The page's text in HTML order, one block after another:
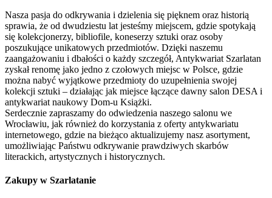
Nasza pasja do odkrywania i dzielenia się pięknem oraz historią
sprawia, że od dwudziestu lat jesteśmy miejscem, gdzie spotykają
się kolekcjonerzy, bibliofile, koneserzy sztuki oraz osoby
poszukujące unikatowych przedmiotów. Dzięki naszemu
zaangażowaniu i dbałości o każdy szczegół, Antykwariat Szarlatan
zyskał renomę jako jedno z czołowych miejsc w Polsce, gdzie
można nabyć wyjątkowe przedmioty do uzupełnienia swojej
kolekcji sztuki – działając jak miejsce łączące dawny salon DESA i
antykwariat naukowy Dom-u Książki.
Serdecznie zapraszamy do odwiedzenia naszego salonu we
Wrocławiu, jak również do korzystania z oferty antykwariatu
internetowego, gdzie na bieżąco aktualizujemy nasz asortyment,
umożliwiając Państwu odkrywanie prawdziwych skarbów
literackich, artystycznych i historycznych.
Zakupy w Szarlatanie